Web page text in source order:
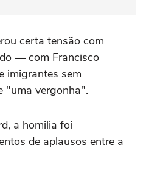
certa tensão com
— com Francisco
imigrantes sem
"uma vergonha".
a homilia foi
de aplausos entre a